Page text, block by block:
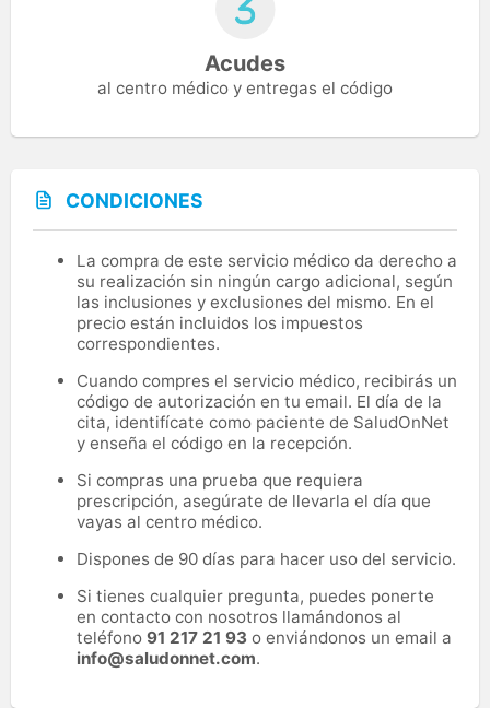
Acudes
al centro médico y entregas el código
CONDICIONES
La compra de este servicio médico da derecho a
su realización sin ningún cargo adicional, según
las inclusiones y exclusiones del mismo. En el
precio están incluidos los impuestos
correspondientes.
Cuando compres el servicio médico, recibirás un
código de autorización en tu email. El día de la
cita, identifícate como paciente de SaludOnNet
y enseña el código en la recepción.
Si compras una prueba que requiera
prescripción, asegúrate de llevarla el día que
vayas al centro médico.
Dispones de 90 días para hacer uso del servicio.
Si tienes cualquier pregunta, puedes ponerte
en contacto con nosotros llamándonos al
teléfono 91 217 21 93 o enviándonos un email a
info@saludonnet.com.